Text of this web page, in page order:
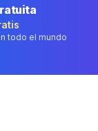
todo el mundo